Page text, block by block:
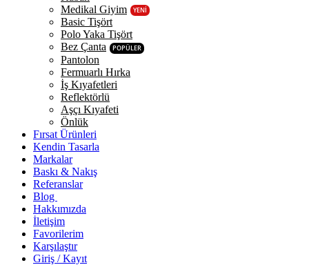
Medikal Giyim
YENİ
Basic Tişört
Polo Yaka Tişört
Bez Çanta
POPÜLER
Pantolon
Fermuarlı Hırka
İş Kıyafetleri
Reflektörlü
Aşçı Kıyafeti
Önlük
Fırsat Ürünleri
Kendin Tasarla
Markalar
Baskı & Nakış
Referanslar
Blog
Hakkımızda
İletişim
Favorilerim
Karşılaştır
Giriş / Kayıt